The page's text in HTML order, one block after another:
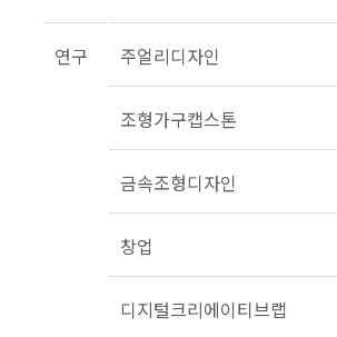
연구 주얼리디자인
조형가구캡스톤
금속조형디자인
창업
디지털크리에이티브랩